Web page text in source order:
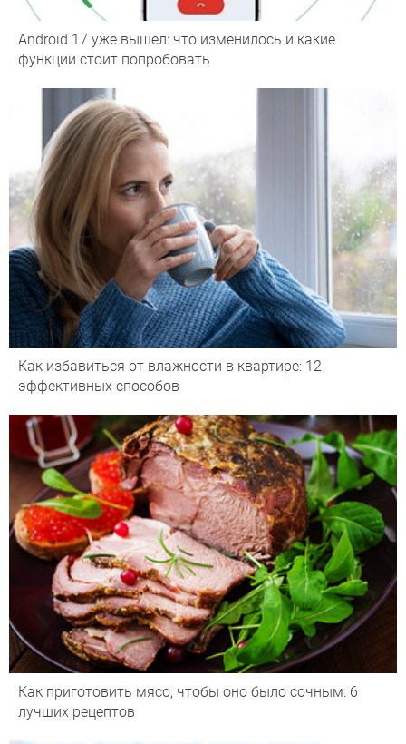
Android 17 уже вышел: что изменилось и какие
функции стоит попробовать
Как избавиться от влажности в квартире: 12
эффективных способов
Как приготовить мясо, чтобы оно было сочным: 6
лучших рецептов